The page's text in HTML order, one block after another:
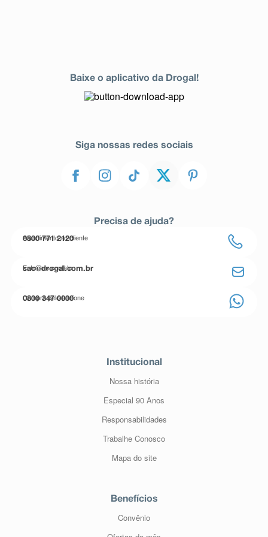
Baixe o aplicativo da Drogal!
Siga nossas redes sociais
Precisa de ajuda?
Atendimento ao cliente
0800 771 2120
Entre em contato
sac@drogal.com.br
Compre pelo telefone
0800 347 0000
Institucional
Nossa história
Especial 90 Anos
Responsabilidades
Trabalhe Conosco
Mapa do site
Benefícios
Convênio